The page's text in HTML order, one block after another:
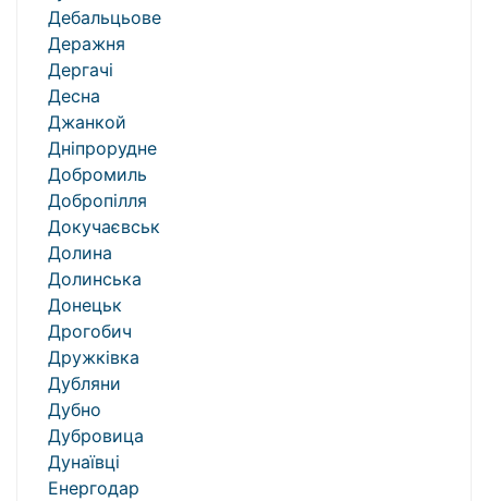
Дебальцьове
Деражня
Дергачі
Десна
Джанкой
Дніпрорудне
Добромиль
Добропілля
Докучаєвськ
Долина
Долинська
Донецьк
Дрогобич
Дружківка
Дубляни
Дубно
Дубровица
Дунаївці
Енергодар